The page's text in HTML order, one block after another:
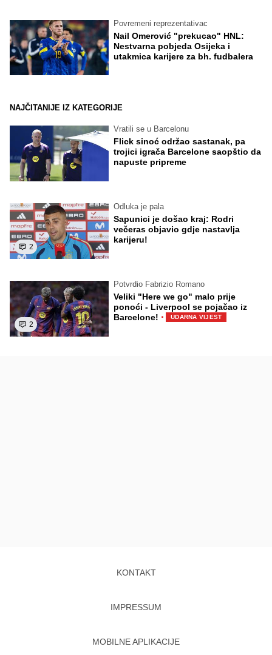
Povremeni reprezentativac
Nail Omerović "prekucao" HNL:
Nestvarna pobjeda Osijeka i
utakmica karijere za bh. fudbalera
NAJČITANIJE IZ KATEGORIJE
Vratili se u Barcelonu
Flick sinoć održao sastanak, pa
trojici igrača Barcelone saopštio da
napuste pripreme
2
Odluka je pala
Sapunici je došao kraj: Rodri
večeras objavio gdje nastavlja
karijeru!
2
Potvrdio Fabrizio Romano
Veliki "Here we go" malo prije
ponoći - Liverpool se pojačao iz
Barcelone! · UDARNA VIJEST
KONTAKT
IMPRESSUM
MOBILNE APLIKACIJE